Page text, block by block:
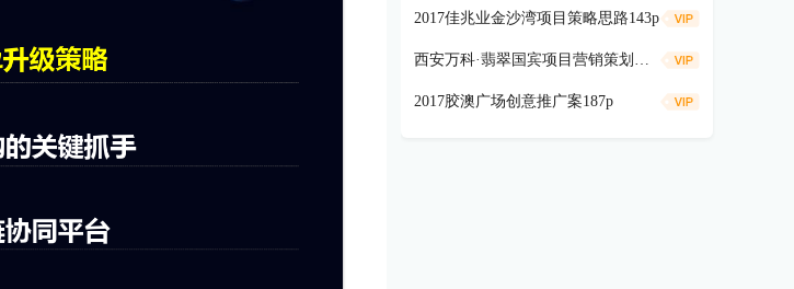
2017佳兆业金沙湾项目策略思路143p
西安万科·翡翠国宾项目营销策划提案
2017胶澳广场创意推广案187p